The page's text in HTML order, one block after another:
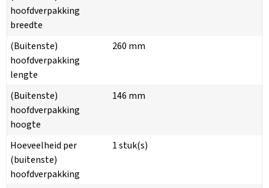
hoofdverpakking
breedte
(Buitenste)
hoofdverpakking
lengte
260 mm
(Buitenste)
hoofdverpakking
hoogte
146 mm
Hoeveelheid per
(buitenste)
hoofdverpakking
1 stuk(s)